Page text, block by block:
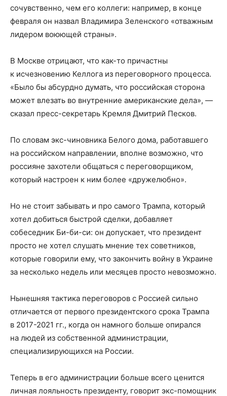
сочувственно, чем его коллеги: например, в конце
февраля он назвал Владимира Зеленского «отважным
лидером воюющей страны».
В Москве отрицают, что как-то причастны
к исчезновению Келлога из переговорного процесса.
«Было бы абсурдно думать, что российская сторона
может влезать во внутренние американские дела», —
сказал пресс-секретарь Кремля Дмитрий Песков.
По словам экс-чиновника Белого дома, работавшего
на российском направлении, вполне возможно, что
россияне захотели общаться с переговорщиком,
который настроен к ним более «дружелюбно».
Но не стоит забывать и про самого Трампа, который
хотел добиться быстрой сделки, добавляет
собеседник Би-би-си: он допускает, что президент
просто не хотел слушать мнение тех советников,
которые говорили ему, что закончить войну в Украине
за несколько недель или месяцев просто невозможно.
Нынешняя тактика переговоров с Россией сильно
отличается от первого президентского срока Трампа
в 2017-2021 гг., когда он намного больше опирался
на людей из собственной администрации,
специализирующихся на России.
Теперь в его администрации больше всего ценится
личная лояльность президенту, говорит экс-помощник